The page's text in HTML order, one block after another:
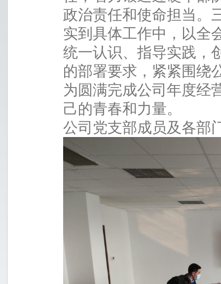
政治责任和使命担当。
实到具体工作中，以全
统一认识、指导实践，
的部署要求，紧紧围绕
为圆满完成公司年度经
己的青春和力量。
公司党支部成员及各部